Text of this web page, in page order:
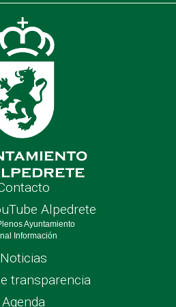
de
Alpedrete
Ayuntamiento
Información
Noticias
transparencia
Agenda